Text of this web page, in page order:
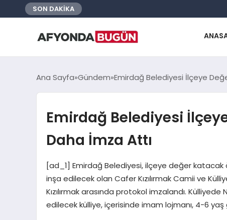
SON DAKİKA
Ana Sayfa Gündem Emirdağ Belediyesi İlçeye
Emirdağ Belediyesi
Daha İmza Attı
[ad_1] Emirdağ Belediyesi, ilçeye değer
inşa edilecek olan Cafer Kızılırmak Camii ve
Kızılırmak arasında protokol imzalandı.
edilecek külliye, içerisinde imam lojmanı, 4-6 yaş